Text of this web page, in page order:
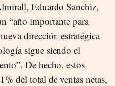
Eduardo Sanchiz,
“año importante para
dirección estratégica
sigue siendo el
De hecho, estos
del total de ventas netas,